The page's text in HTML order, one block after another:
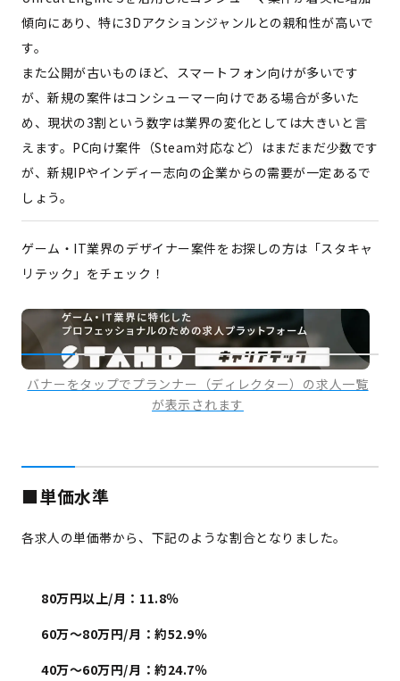
傾向にあり、特に3Dアクションジャンルとの親和性が高いで
す。
また公開が古いものほど、スマートフォン向けが多いです
が、新規の案件はコンシューマー向けである場合が多いた
め、現状の3割という数字は業界の変化としては大きいと言
えます。PC向け案件（Steam対応など）はまだまだ少数です
が、新規IPやインディー志向の企業からの需要が一定あるで
しょう。
ゲーム・IT業界のデザイナー案件をお探しの方は「スタキャ
リテック」をチェック！
バナーをタップでプランナー（ディレクター）の求人一覧
が表示されます
■単価水準
各求人の単価帯から、下記のような割合となりました。
80万円以上/月：11.8％
60万〜80万円/月：約52.9％
40万〜60万円/月：約24.7％